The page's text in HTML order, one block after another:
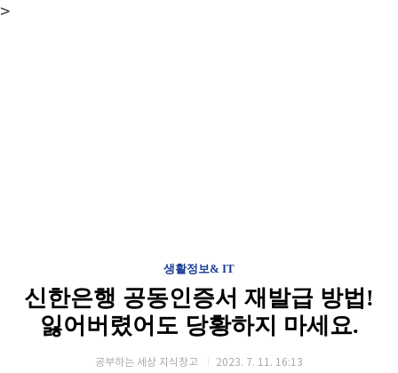
>
생활정보& IT
신한은행 공동인증서 재발급 방법!
잃어버렸어도 당황하지 마세요.
공부하는 세상 지식창고 2023. 7. 11. 16:13